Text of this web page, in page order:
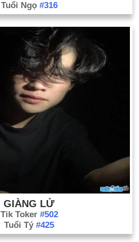
Tuổi Ngọ #316
GIÀNG LỬ
Tik Toker #502
Tuổi Tý #425